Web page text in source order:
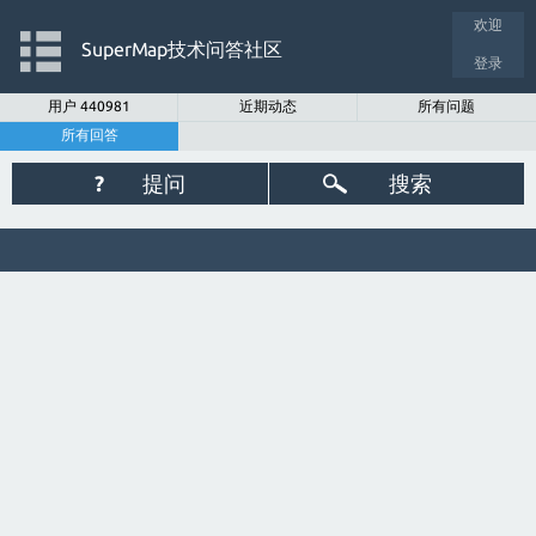
欢迎
登录
SuperMap技术问答社区
用户 440981 近期动态
所有问题
所有回答
? 提问 搜索